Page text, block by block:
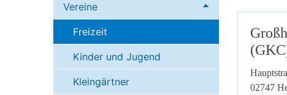
Vereine
Freizeit
Kinder und Jugend
Kleingärtner
02747